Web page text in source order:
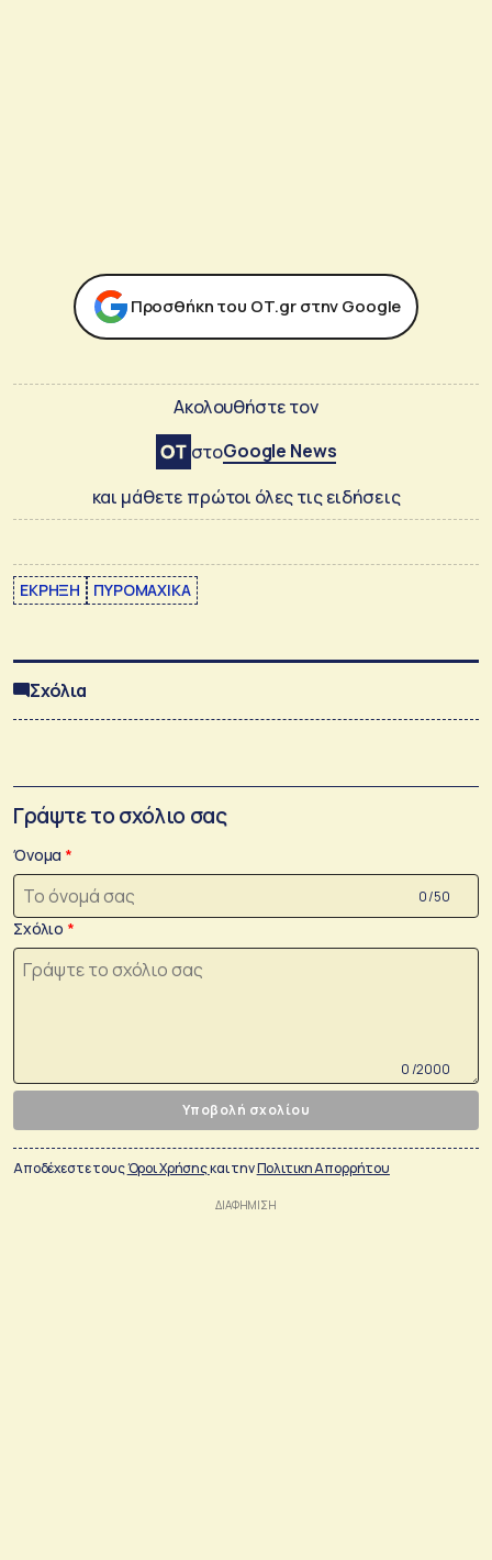
Προσθήκη του ΟΤ.gr στην Google
Ακολουθήστε τον
στοGoogle News
και μάθετε πρώτοι όλες τις ειδήσεις
ΕΚΡΗΞΗ ΠΥΡΟΜΑΧΙΚΑ
Σχόλια
Γράψτε το σχόλιο σας
Όνομα
0 /50
Σχόλιο
0 /2000
Υποβολή σχολίου
Αποδέχεστε τουςΌροι Χρήσηςκαι τηνΠολιτικη Απορρήτου